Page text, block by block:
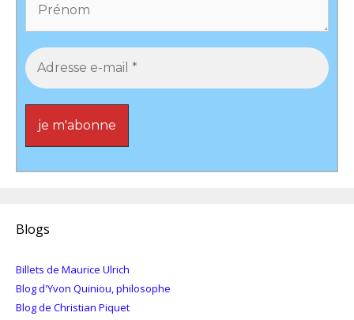
Blogs
Billets de Maurice Ulrich
Blog d'Yvon Quiniou, philosophe
Blog de Christian Piquet